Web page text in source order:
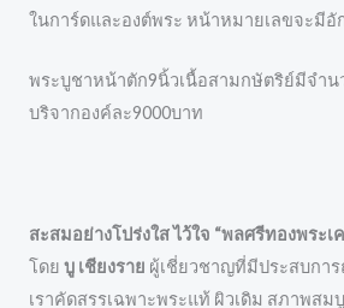
ในการ์ดและองต์พระ หน้าหมายเลขจะมีอั
พระบูชาหน้าตัก9นิ้วเนื้อสามกษัตริย์มีจำน
บริจากองค์ละ9000บาท
สะสมอย่างโปร่งใส ไว้ใจ “พลศรีทองพระเ
โดย บู เชียงราย ผู้เชี่ยวชาญที่มีประสบกา
เราคัดสรรเฉพาะพระแท้ ผิวเดิม สภาพส